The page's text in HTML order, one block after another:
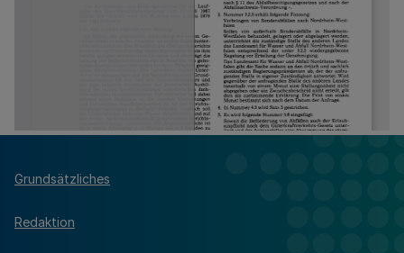
Grundsätzliches
Redaktion